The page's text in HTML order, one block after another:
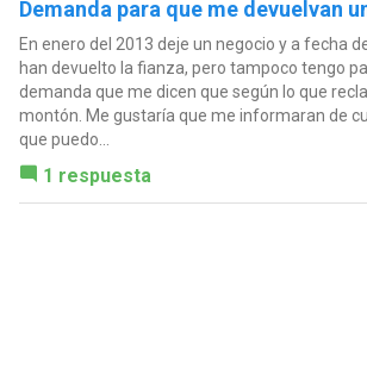
Demanda para que me devuelvan
En enero del 2013 deje un negocio y a fecha
han devuelto la fianza, pero tampoco tengo
demanda que me dicen que según lo que
montón. Me gustaría que me informaran de
que puedo...
1 respuesta